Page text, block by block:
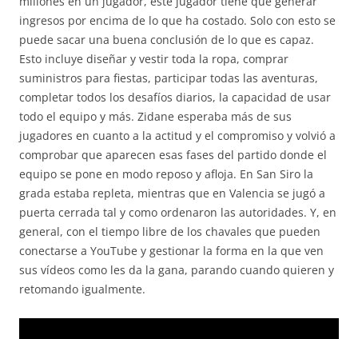
ingresos por encima de lo que ha costado. Solo con esto se
puede sacar una buena conclusión de lo que es capaz.
Esto incluye diseñar y vestir toda la ropa, comprar
suministros para fiestas, participar todas las aventuras,
completar todos los desafíos diarios, la capacidad de usar
todo el equipo y más. Zidane esperaba más de sus
jugadores en cuanto a la actitud y el compromiso y volvió a
comprobar que aparecen esas fases del partido donde el
equipo se pone en modo reposo y afloja. En San Siro la
grada estaba repleta, mientras que en Valencia se jugó a
puerta cerrada tal y como ordenaron las autoridades. Y, en
general, con el tiempo libre de los chavales que pueden
conectarse a YouTube y gestionar la forma en la que ven
sus vídeos como les da la gana, parando cuando quieren y
retomando igualmente.